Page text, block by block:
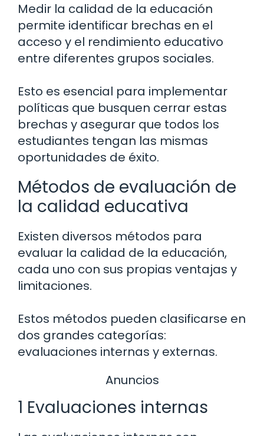
Medir la calidad de la educación
permite identificar brechas en el
acceso y el rendimiento educativo
entre diferentes grupos sociales.
Esto es esencial para implementar
políticas que busquen cerrar estas
brechas y asegurar que todos los
estudiantes tengan las mismas
oportunidades de éxito.
Métodos de evaluación de
la calidad educativa
Existen diversos métodos para
evaluar la calidad de la educación,
cada uno con sus propias ventajas y
limitaciones.
Estos métodos pueden clasificarse en
dos grandes categorías:
evaluaciones internas y externas.
Anuncios
1 Evaluaciones internas